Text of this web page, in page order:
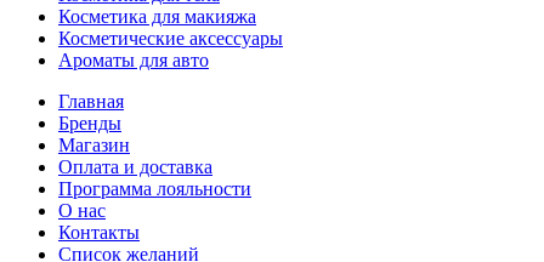
Косметика для макияжа
Косметические аксессуары
Ароматы для авто
Главная
Бренды
Магазин
Оплата и доставка
Программа лояльности
О нас
Контакты
Список желаний